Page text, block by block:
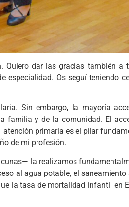
dar las gracias también
Os seguí teniendo
Sin embargo, la mayoría
familia y de la comunidad. El
primaria es el pilar
de mi profesión.
la realizamos
al agua potable, el
la tasa de mortalidad infantil en